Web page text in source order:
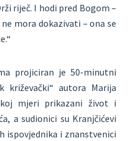
riječ. I hodi pred Bogom –
mora dokazivati – ona se
projiciran je 50-minutni
križevački“ autora Marija
mjeri prikazani život i
a sudionici su Kranjčićevi
ispovjednika i znanstvenici